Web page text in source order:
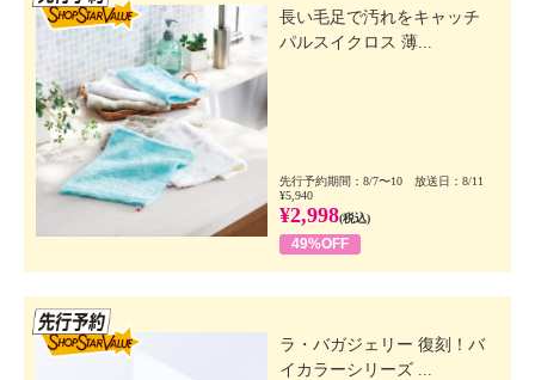
長い毛足で汚れをキャッチ
パルスイクロス 薄...
先行予約期間：8/7〜10 放送日：8/11
¥5,940
¥2,998(税込)
49%OFF
ラ・バガジェリー 復刻！バ
イカラーシリーズ ...